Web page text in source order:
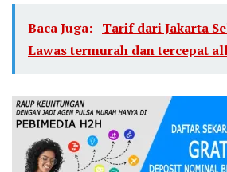
Baca Juga: Tarif dari Jakarta
Lawas termurah dan tercepat